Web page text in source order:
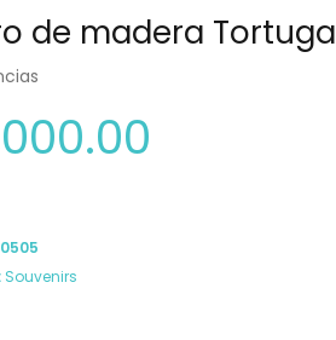
de madera Tortuga
Souvenirs